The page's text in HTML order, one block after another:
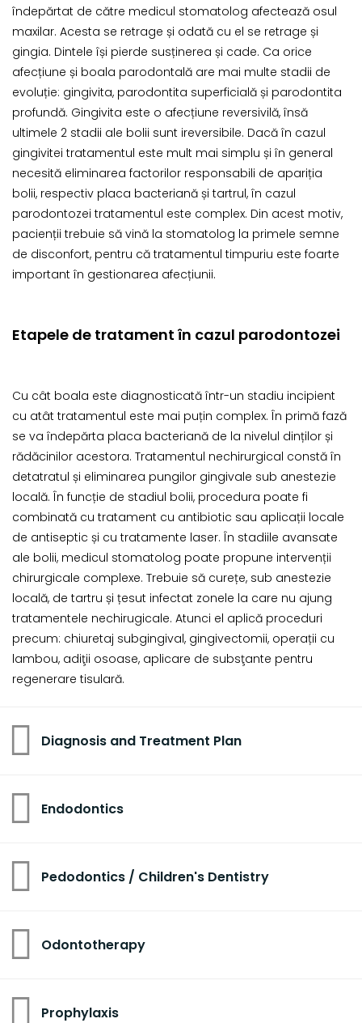
îndepărtat de către medicul stomatolog afectează osul
maxilar. Acesta se retrage și odată cu el se retrage și
gingia. Dintele își pierde susținerea și cade. Ca orice
afecțiune și boala parodontală are mai multe stadii de
evoluție: gingivita, parodontita superficială și parodontita
profundă. Gingivita este o afecțiune reversivilă, însă
ultimele 2 stadii ale bolii sunt ireversibile. Dacă în cazul
gingivitei tratamentul este mult mai simplu și în general
necesită eliminarea factorilor responsabili de apariția
bolii, respectiv placa bacteriană și tartrul, în cazul
parodontozei tratamentul este complex. Din acest motiv,
pacienții trebuie să vină la stomatolog la primele semne
de disconfort, pentru că tratamentul timpuriu este foarte
important în gestionarea afecțiunii.
Etapele de tratament în cazul parodontozei
Cu cât boala este diagnosticată într-un stadiu incipient
cu atât tratamentul este mai puțin complex. În primă fază
se va îndepărta placa bacteriană de la nivelul dinților și
rădăcinilor acestora. Tratamentul nechirurgical constă în
detatratul și eliminarea pungilor gingivale sub anestezie
locală. În funcție de stadiul bolii, procedura poate fi
combinată cu tratament cu antibiotic sau aplicații locale
de antiseptic și cu tratamente laser. În stadiile avansate
ale bolii, medicul stomatolog poate propune intervenții
chirurgicale complexe. Trebuie să curețe, sub anestezie
locală, de tartru și țesut infectat zonele la care nu ajung
tratamentele nechirugicale. Atunci el aplică proceduri
precum: chiuretaj subgingival, gingivectomii, operații cu
lambou, adiţii osoase, aplicare de subsţante pentru
regenerare tisulară.
Diagnosis and Treatment Plan
Endodontics
Pedodontics / Children's Dentistry
Odontotherapy
Prophylaxis